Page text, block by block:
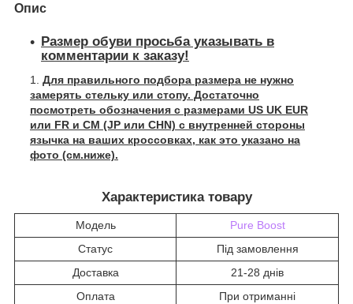
Опис
Размер обуви просьба указывать в
комментарии к заказу!
Для правильного подбора размера не нужно
замерять стельку или стопу. Достаточно
посмотреть обозначения с размерами US UK EUR
или FR и СМ (JP или CHN) с внутренней стороны
язычка на ваших кроссовках, как это указано на
фото (см.ниже).
Характеристика товару
Модель
Pure Boost
Статус
Під замовлення
Доставка
21-28 днів
Оплата
При отриманні